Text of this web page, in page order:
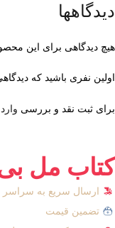
دیدگاهها
هیچ دیدگاهی برای این
اولین نفری باشید که
برای ثبت نقد و بررسی
کتاب مل
ارسال سریع به سراسر
تضمین قیمت